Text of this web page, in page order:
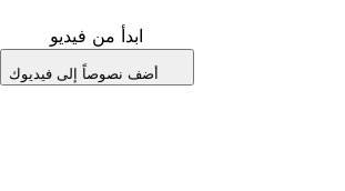
ابدأ من فيديو
أضف نصوصاً إلى فيديوك